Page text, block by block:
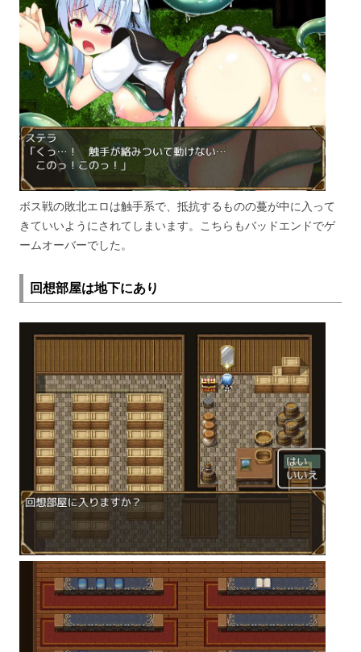
ボス戦の敗北エロは触手系で、抵抗するものの蔓が中に入って
きていいようにされてしまいます。こちらもバッドエンドでゲ
ームオーバーでした。
回想部屋は地下にあり